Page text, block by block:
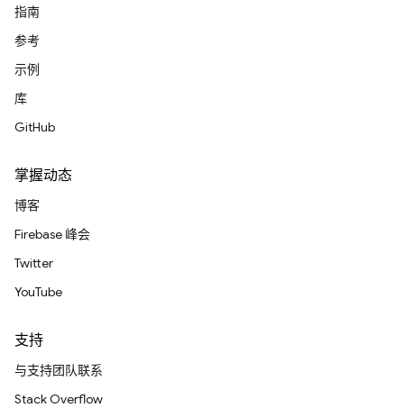
指南
参考
示例
库
GitHub
掌握动态
博客
Firebase 峰会
Twitter
YouTube
支持
与支持团队联系
Stack Overflow